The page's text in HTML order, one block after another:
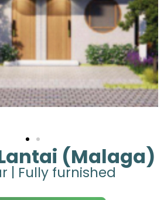
(Malaga)
| Fully furnished